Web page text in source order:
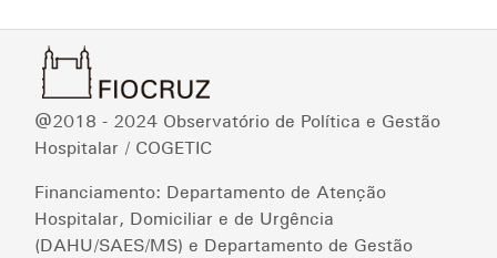
@2018 - 2024 Observatório de Política e Gestão
Hospitalar / COGETIC
Financiamento: Departamento de Atenção
Hospitalar, Domiciliar e de Urgência
(DAHU/SAES/MS) e Departamento de Gestão